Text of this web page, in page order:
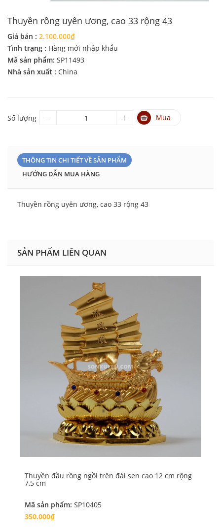
Thuyền rồng uyên ương, cao 33 rộng 43
Giá bán : 2.100.000₫
Tình trạng : Hàng mới nhập khẩu
Mã sản phẩm: SP11493
Nhà sản xuất : China
Số lượng Mua
THÔNG TIN CHI TIẾT VỀ SẢN PHẨM
HƯỚNG DẪN MUA HÀNG
Thuyền rồng uyên ương, cao 33 rộng 43
SẢN PHẨM LIÊN QUAN
Thuyền đầu rồng ngồi trên đài sen cao 12 cm rộng
7,5 cm
Mã sản phẩm: SP10405
350.000₫